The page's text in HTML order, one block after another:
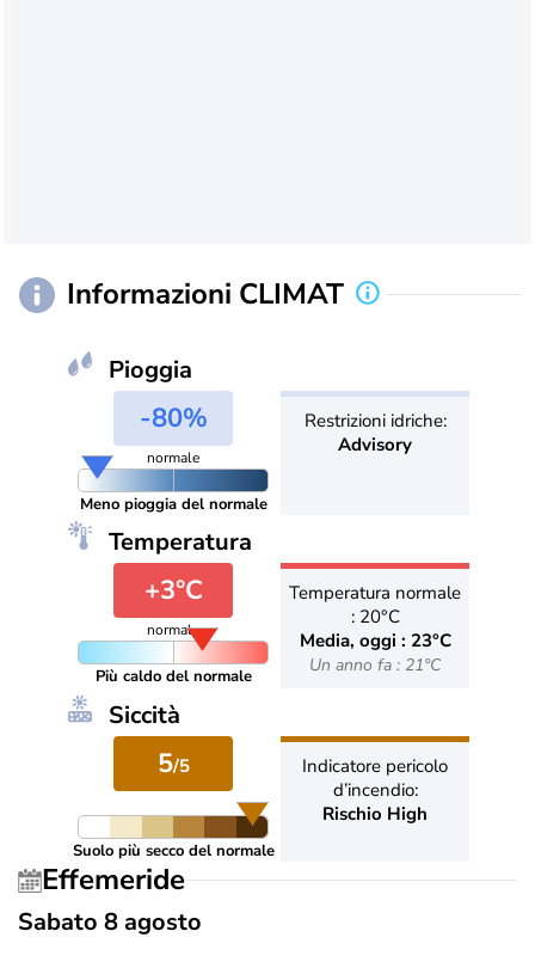
Informazioni CLIMAT
Pioggia
-80%
normale
Meno pioggia del normale
Restrizioni idriche:
Advisory
Temperatura
+3°C
normale
Più caldo del normale
Temperatura normale
: 20°C
Media, oggi : 23°C
Un anno fa : 21°C
Siccità
5/5
Suolo più secco del normale
Indicatore pericolo
d’incendio:
Rischio High
Effemeride
Sabato 8 agosto